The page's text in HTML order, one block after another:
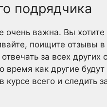
подрядчика
важна. Вы
поищите отзывы в
за всех
время как другие
всего и следить